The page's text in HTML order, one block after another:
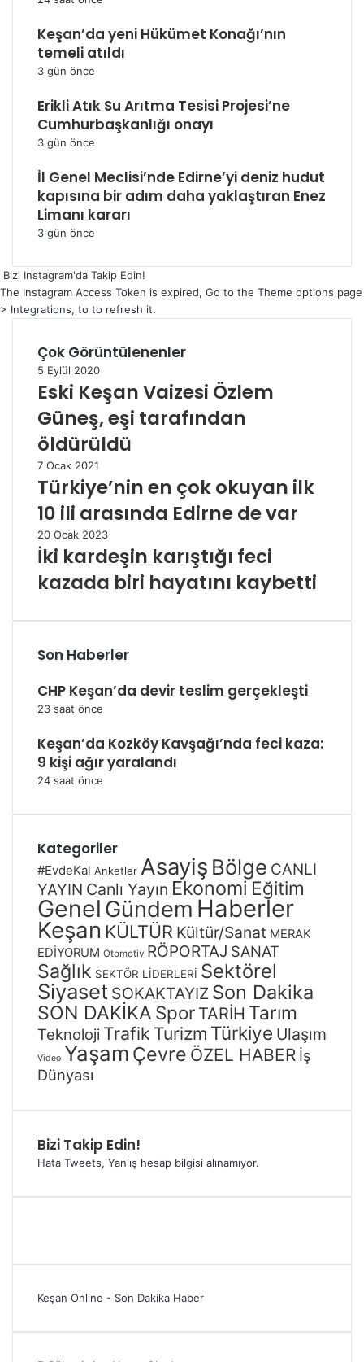
Keşan’da yeni Hükümet Konağı’nın
temeli atıldı
3 gün önce
Erikli Atık Su Arıtma Tesisi Projesi’ne
Cumhurbaşkanlığı onayı
3 gün önce
İl Genel Meclisi’nde Edirne’yi deniz hudut
kapısına bir adım daha yaklaştıran Enez
Limanı kararı
3 gün önce
Bizi Instagram'da Takip Edin!
The Instagram Access Token is expired, Go to the Theme options page
> Integrations, to to refresh it.
Çok Görüntülenenler
5 Eylül 2020
Eski Keşan Vaizesi Özlem
Güneş, eşi tarafından
öldürüldü
7 Ocak 2021
Türkiye’nin en çok okuyan ilk
10 ili arasında Edirne de var
20 Ocak 2023
İki kardeşin karıştığı feci
kazada biri hayatını kaybetti
Son Haberler
CHP Keşan’da devir teslim gerçekleşti
23 saat önce
Keşan’da Kozköy Kavşağı’nda feci kaza:
9 kişi ağır yaralandı
24 saat önce
Kategoriler
#EvdeKal Anketler Asayiş Bölge CANLI
YAYIN Canlı Yayın Ekonomi Eğitim
Genel Gündem Haberler
Keşan KÜLTÜR Kültür/Sanat MERAK
EDİYORUM Otomotiv RÖPORTAJ SANAT
Sağlık SEKTÖR LİDERLERİ Sektörel
Siyaset SOKAKTAYIZ Son Dakika
SON DAKİKA Spor TARİH Tarım
Teknoloji Trafik Turizm Türkiye Ulaşım
Video Yaşam Çevre ÖZEL HABER İş
Dünyası
Bizi Takip Edin!
Hata Tweets, Yanlış hesap bilgisi alınamıyor.
Keşan Online - Son Dakika Haber